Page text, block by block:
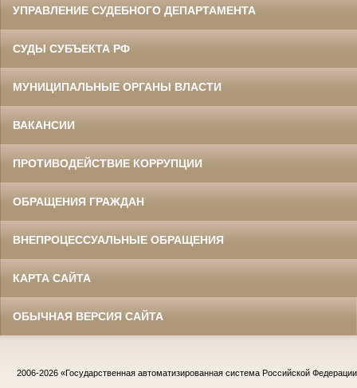
УПРАВЛЕНИЕ СУДЕБНОГО ДЕПАРТАМЕНТА
СУДЫ СУБЪЕКТА РФ
МУНИЦИПАЛЬНЫЕ ОРГАНЫ ВЛАСТИ
ВАКАНСИИ
ПРОТИВОДЕЙСТВИЕ КОРРУПЦИИ
ОБРАЩЕНИЯ ГРАЖДАН
ВНЕПРОЦЕССУАЛЬНЫЕ ОБРАЩЕНИЯ
КАРТА САЙТА
ОБЫЧНАЯ ВЕРСИЯ САЙТА
2006-2026 «Государственная автоматизированная система Российской